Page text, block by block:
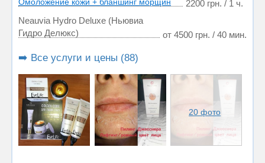
2200 грн. / 1 ч.
Neauvia Hydro Deluxe (Ньювиа
Гидро Делюкс)
от 4500 грн. / 40 мин.
➡️ Все услуги и цены (88)
20 фото